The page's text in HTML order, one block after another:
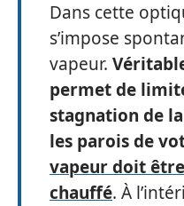
Dans cette
s’impose
vapeur.
permet de
stagnation de
les parois de
vapeur doit
chauffé. À